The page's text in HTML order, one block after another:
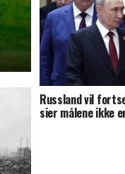
Russland vil
sier målene ikke